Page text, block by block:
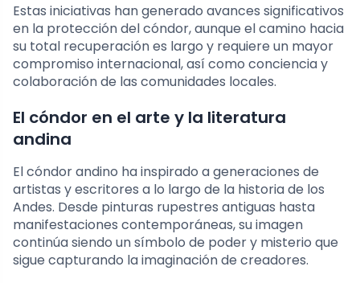
Estas iniciativas han generado avances significativos
en la protección del cóndor, aunque el camino hacia
su total recuperación es largo y requiere un mayor
compromiso internacional, así como conciencia y
colaboración de las comunidades locales.
El cóndor en el arte y la literatura
andina
El cóndor andino ha inspirado a generaciones de
artistas y escritores a lo largo de la historia de los
Andes. Desde pinturas rupestres antiguas hasta
manifestaciones contemporáneas, su imagen
continúa siendo un símbolo de poder y misterio que
sigue capturando la imaginación de creadores.